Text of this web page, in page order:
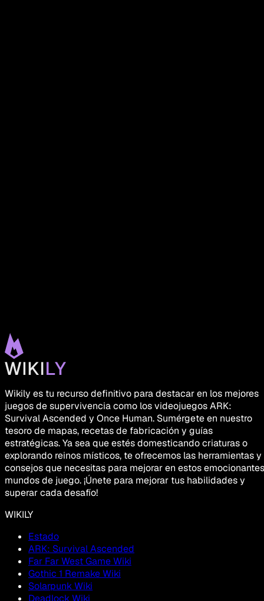
Wikily es tu recurso definitivo para destacar en los mejores
juegos de supervivencia como los videojuegos ARK:
Survival Ascended y Once Human. Sumérgete en nuestro
tesoro de mapas, recetas de fabricación y guías
estratégicas. Ya sea que estés domesticando criaturas o
explorando reinos místicos, te ofrecemos las herramientas y
consejos que necesitas para mejorar en estos emocionantes
mundos de juego. ¡Únete para mejorar tus habilidades y
superar cada desafío!
WIKILY
Estado
ARK: Survival Ascended
Far Far West Game Wiki
Gothic 1 Remake Wiki
Solarpunk Wiki
Deadlock Wiki